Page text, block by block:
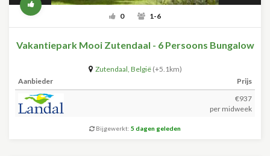
0 1-6
Vakantiepark Mooi Zutendaal - 6 Persoons Bungalow
Zutendaal, België (+5.1km)
Aanbieder
Prijs
€937
per midweek
Bijgewerkt: 5 dagen geleden